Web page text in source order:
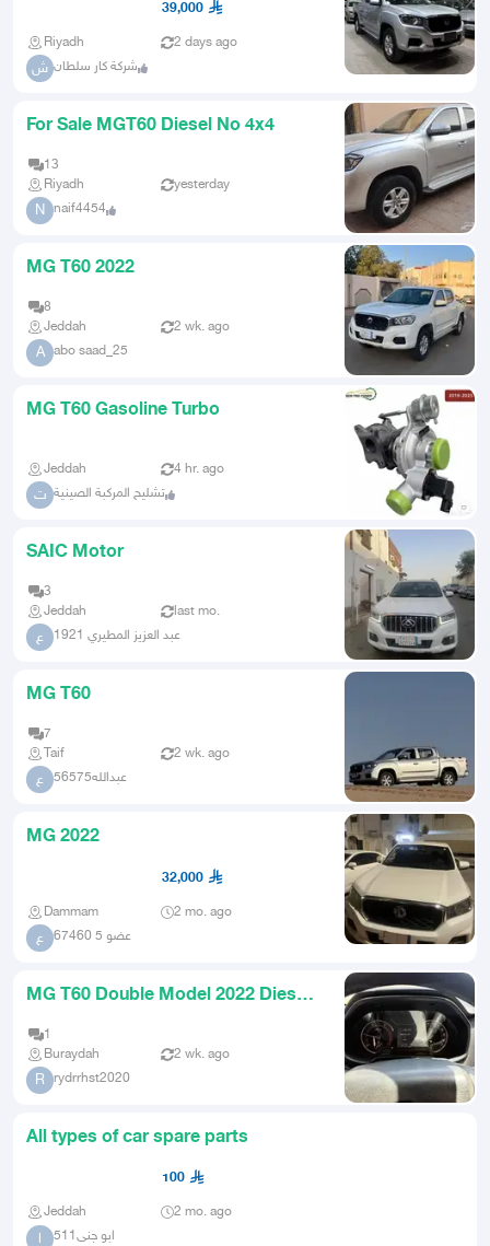
39,000
Riyadh 2 days ago
ش شركة كار سلطان
For Sale MGT60 Diesel No 4x4
13
Riyadh
yesterday
N naif4454
MG T60 2022
8
Jeddah
2 wk. ago
A abo saad_25
MG T60 Gasoline Turbo
Jeddah 4 hr. ago
ت تشليح المركبة الصينية
SAIC Motor
3
Jeddah
last mo.
ع عبد العزيز المطيري 1921
MG T60
7
Taif
2 wk. ago
ع عبدالله56575
MG 2022
32,000
Dammam 2 mo. ago
ع عضو 5 67460
MG T60 Double Model 2022 Diesel
1
Buraydah
2 wk. ago
R rydrrhst2020
All types of car spare parts
100
Jeddah 2 mo. ago
ا ابو جنى511